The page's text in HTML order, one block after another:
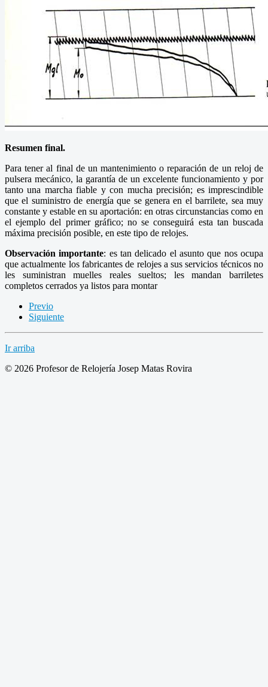
Resumen final.
Para tener al final de un mantenimiento o reparación de un reloj de
pulsera mecánico, la garantía de un excelente funcionamiento y por
tanto una marcha fiable y con mucha precisión; es imprescindible
que el suministro de energía que se genera en el barrilete, sea muy
constante y estable en su aportación: en otras circunstancias como en
el ejemplo del primer gráfico; no se conseguirá esta tan buscada
máxima precisión posible, en este tipo de relojes.
Observación importante: es tan delicado el asunto que nos ocupa
que actualmente los fabricantes de relojes a sus servicios técnicos no
les suministran muelles reales sueltos; les mandan barriletes
completos cerrados ya listos para montar
Previo
Siguiente
Ir arriba
© 2026 Profesor de Relojería Josep Matas Rovira